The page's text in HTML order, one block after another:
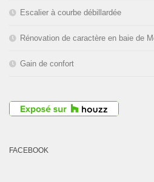
Escalier à courbe débillardée
Rénovation de caractère en baie de
Gain de confort
FACEBOOK